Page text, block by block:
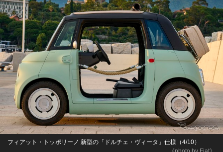
《photo by Fiat》
フィアット・トッポリーノ 新型の「ドルチェ・ヴィータ」仕様（4/10）